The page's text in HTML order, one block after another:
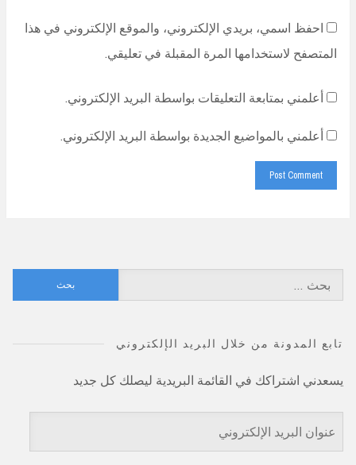
احفظ اسمي، بريدي الإلكتروني، والموقع الإلكتروني في هذا
المتصفح لاستخدامها المرة المقبلة في تعليقي.
أعلمني بمتابعة التعليقات بواسطة البريد الإلكتروني.
أعلمني بالمواضيع الجديدة بواسطة البريد الإلكتروني.
عن:
تابع المدونة من خلال البريد الإلكتروني
يسعدني اشتراكك في القائمة البريدية ليصلك كل جديد
عنوان
البريد